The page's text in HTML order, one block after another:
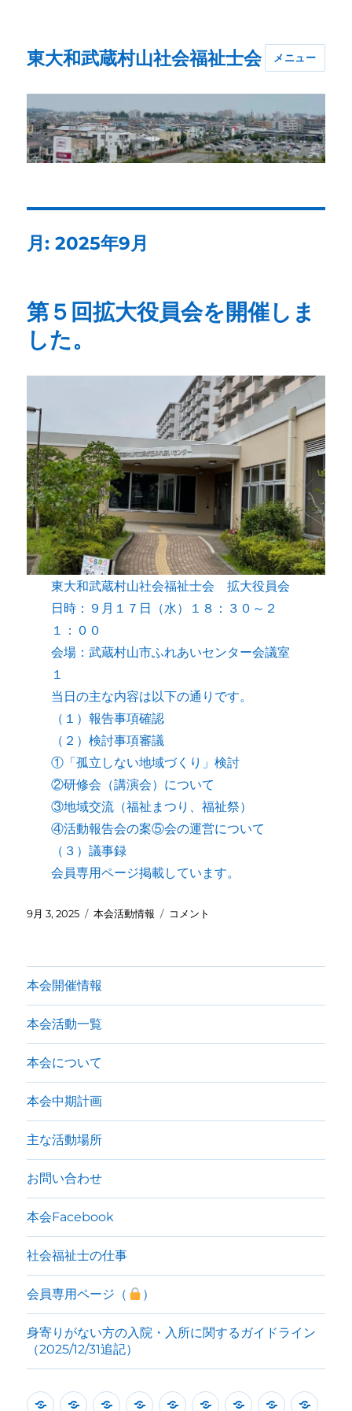
東大和武蔵村山社会福祉士会 メニュー
月:2025年9月
第５回拡大役員会を開催しま
した。
東大和武蔵村山社会福祉士会 拡大役員会
日時：９月１７日（水）１８：３０～２
１：００
会場：武蔵村山市ふれあいセンター会議室
１
当日の主な内容は以下の通りです。
（１）報告事項確認
（２）検討事項審議
①「孤立しない地域づくり」検討
②研修会（講演会）について
③地域交流（福祉まつり、福祉祭）
④活動報告会の案⑤会の運営について
（３）議事録
会員専用ページ掲載しています。
投
9月 3, 2025
カ
ー
本会活動情報
第
を
に
コメント
本会開催情報
本会活動一覧
本会について
本会中期計画
主な活動場所
お問い合わせ
本会Facebook
社会福祉士の仕事
会員専用ページ（ ）
身寄りがない方の入院・入所に関するガイドライン
（2025/12/31追記）
本 本 本 本 主 お 本 社 会